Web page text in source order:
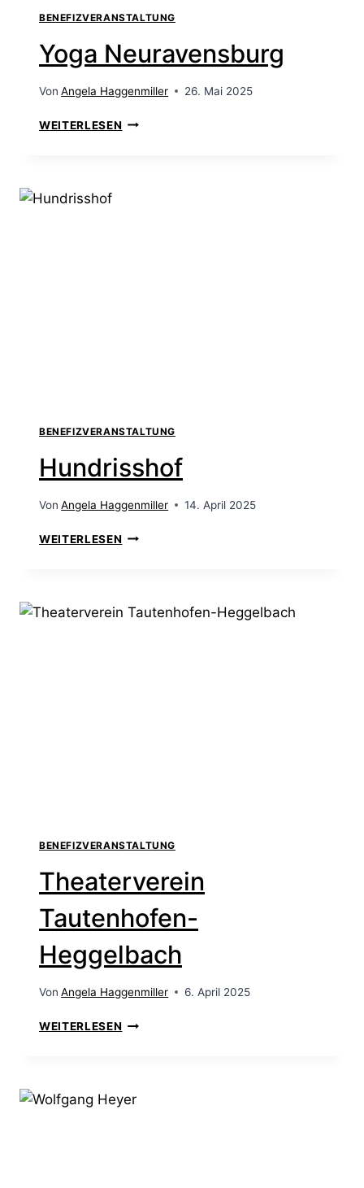
BENEFIZVERANSTALTUNG
Yoga Neuravensburg
Von Angela Haggenmiller 26. Mai 2025
WEITERLESEN
BENEFIZVERANSTALTUNG
Hundrisshof
Von Angela Haggenmiller 14. April 2025
WEITERLESEN
BENEFIZVERANSTALTUNG
Theaterverein
Tautenhofen-
Heggelbach
Von Angela Haggenmiller 6. April 2025
WEITERLESEN